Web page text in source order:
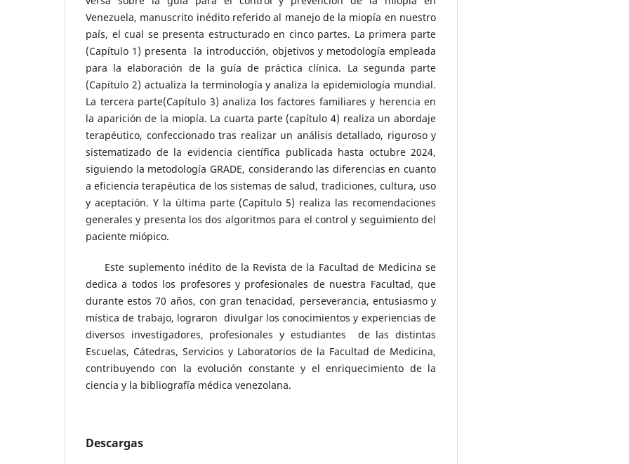
Venezuela, manuscrito inédito referido al manejo de la miopía en nuestro
país, el cual se presenta estructurado en cinco partes. La primera parte
(Capítulo 1) presenta la introducción, objetivos y metodología empleada
para la elaboración de la guía de práctica clínica. La segunda parte
(Capítulo 2) actualiza la terminología y analiza la epidemiología mundial.
La tercera parte(Capítulo 3) analiza los factores familiares y herencia en
la aparición de la miopía. La cuarta parte (capítulo 4) realiza un abordaje
terapéutico, confeccionado tras realizar un análisis detallado, riguroso y
sistematizado de la evidencia científica publicada hasta octubre 2024,
siguiendo la metodología GRADE, considerando las diferencias en cuanto
a eficiencia terapéutica de los sistemas de salud, tradiciones, cultura, uso
y aceptación. Y la última parte (Capítulo 5) realiza las recomendaciones
generales y presenta los dos algoritmos para el control y seguimiento del
paciente miópico.
Este suplemento inédito de la Revista de la Facultad de Medicina se
dedica a todos los profesores y profesionales de nuestra Facultad, que
durante estos 70 años, con gran tenacidad, perseverancia, entusiasmo y
mística de trabajo, lograron divulgar los conocimientos y experiencias de
diversos investigadores, profesionales y estudiantes de las distintas
Escuelas, Cátedras, Servicios y Laboratorios de la Facultad de Medicina,
contribuyendo con la evolución constante y el enriquecimiento de la
ciencia y la bibliografía médica venezolana.
Descargas